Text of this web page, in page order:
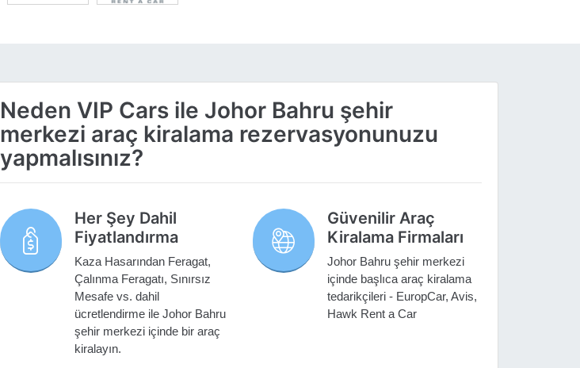
Neden VIP Cars ile Johor Bahru şehir
merkezi araç kiralama rezervasyonunuzu
yapmalısınız?
Her Şey Dahil
Fiyatlandırma
Kaza Hasarından Feragat,
Çalınma Feragatı, Sınırsız
Mesafe vs. dahil
ücretlendirme ile Johor Bahru
şehir merkezi içinde bir araç
kiralayın.
Güvenilir Araç
Kiralama Firmaları
Johor Bahru şehir merkezi
içinde başlıca araç kiralama
tedarikçileri - EuropCar, Avis,
Hawk Rent a Car